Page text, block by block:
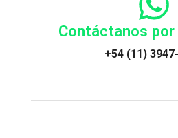
Contáctanos por
+54 (11)